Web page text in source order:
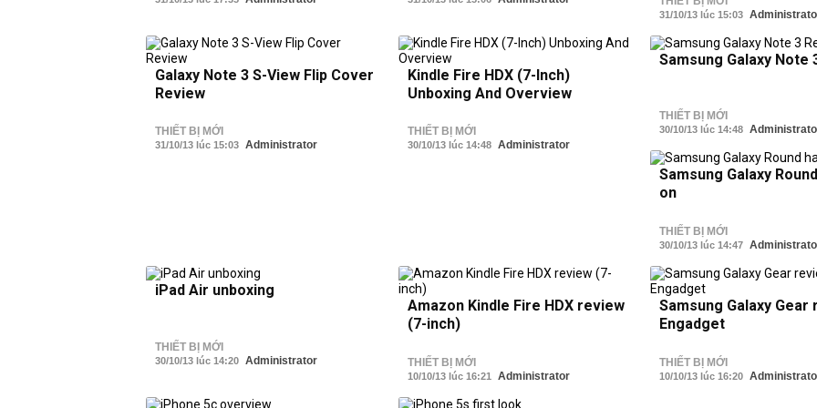
31/10/13 lúc 15:03
Galaxy Note 3 S-View Flip Cover
Review
THIẾT BỊ MỚI
31/10/13 lúc 15:03 Administrator
Kindle Fire HDX (7-Inch)
Unboxing And Overview
THIẾT BỊ MỚI
30/10/13 lúc 14:48 Administrator
Samsung Galaxy Note
THIẾT BỊ MỚI
30/10/13 lúc 14:48
Samsung Galaxy
on
THIẾT BỊ MỚI
30/10/13 lúc 14:47
iPad Air unboxing
THIẾT BỊ MỚI
30/10/13 lúc 14:20 Administrator
Amazon Kindle Fire HDX review
(7-inch)
THIẾT BỊ MỚI
10/10/13 lúc 16:21 Administrator
Samsung Galaxy Gear
Engadget
THIẾT BỊ MỚI
10/10/13 lúc 16:20